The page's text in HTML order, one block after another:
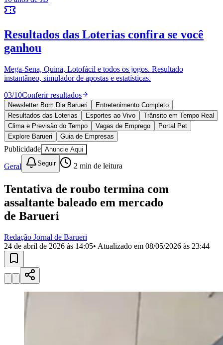
Anuncie no Portal
Cadastrar Empresa
Divulgar Vagas
Política
Esportes
Saúde
Segurança
Cultura
Meio Ambiente
Obras
Educação
Bairros de Barueri
Selecione sua região Para notícias da sua região
AldeiaAldeia da Serra
JubranBelvalBethaville
RegiãoCotiaCruz PretaEngenho Novo
MilitarItapeviJandiraJardim AudirJardim BelvalJardim
EsperançaJardim Graziela
JulioJardim Líbano
MutingaJardim Paraíso
Jardim São PedroJardim São SilvestreJardim SilveiraJardim
Camargos
Resultados das Loterias confira se você
ganhou
Mega-Sena, Quina, Lotofácil e todos os jogos. Resultado
instantâneo, simulador de apostas e estatísticas.
03/10Conferir resultados
Newsletter Bom Dia Barueri
Entretenimento Completo
Resultados das Loterias
Esportes ao Vivo
Trânsito em Tempo Real
Clima e Previsão do Tempo
Vagas de Emprego
Portal Pet
Explore Barueri
Guia de Empresas
Publicidade Anuncie Aqui
Geral Seguir 2 min de leitura
Tentativa de roubo termina com
assaltante baleado em mercado
de Barueri
Redação Jornal de Barueri
24 de abril de 2026 às 14:05• Atualizado em 08/05/2026 às 23:44